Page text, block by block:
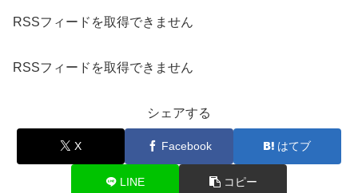
RSSフィードを取得できません
RSSフィードを取得できません
シェアする
X Facebook はてブ
LINE コピー